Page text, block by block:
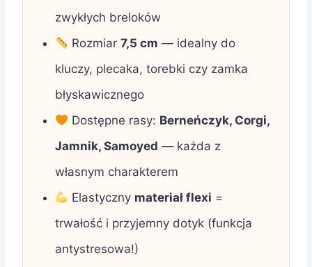
zwykłych breloków
Rozmiar7,5 cm — idealny do
kluczy, plecaka, torebki czy zamka
błyskawicznego
Dostępne rasy: Berneńczyk, Corgi,
Jamnik, Samoyed — każda z
własnym charakterem
Elastyczny materiał flexi =
trwałość i przyjemny dotyk (funkcja
antystresowa!)